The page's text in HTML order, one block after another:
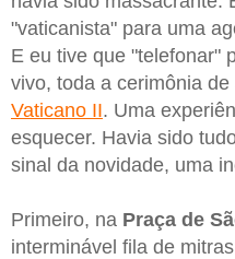
"vaticanista" para uma
E eu tive que "telefonar"
vivo, toda a cerimônia
Vaticano II. Uma
esquecer. Havia sido
sinal da novidade, uma
Primeiro, na Praça de
interminável fila de